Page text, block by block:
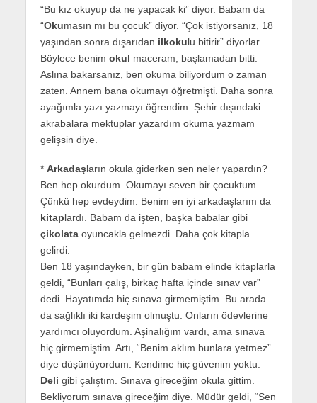
“Bu kız okuyup da ne yapacak ki” diyor. Babam da
“Okumasın mı bu çocuk” diyor. “Çok istiyorsanız, 18
yaşından sonra dışarıdan ilkokulu bitirir” diyorlar.
Böylece benim okul maceram, başlamadan bitti.
Aslına bakarsanız, ben okuma biliyordum o zaman
zaten. Annem bana okumayı öğretmişti. Daha sonra
ayağımla yazı yazmayı öğrendim. Şehir dışındaki
akrabalara mektuplar yazardım okuma yazmam
gelişsin diye.
* Arkadaşların okula giderken sen neler yapardın?
Ben hep okurdum. Okumayı seven bir çocuktum.
Çünkü hep evdeydim. Benim en iyi arkadaşlarım da
kitaplardı. Babam da işten, başka babalar gibi
çikolataoyuncakla gelmezdi. Daha çok kitapla
gelirdi.
Ben 18 yaşındayken, bir gün babam elinde kitaplarla
geldi, “Bunları çalış, birkaç hafta içinde sınav var”
dedi. Hayatımda hiç sınava girmemiştim. Bu arada
da sağlıklı iki kardeşim olmuştu. Onların ödevlerine
yardımcı oluyordum. Aşinalığım vardı, ama sınava
hiç girmemiştim. Artı, “Benim aklım bunlara yetmez”
diye düşünüyordum. Kendime hiç güvenim yoktu.
Deli gibi çalıştım. Sınava gireceğim okula gittim.
Bekliyorum sınava gireceğim diye. Müdür geldi, “Sen